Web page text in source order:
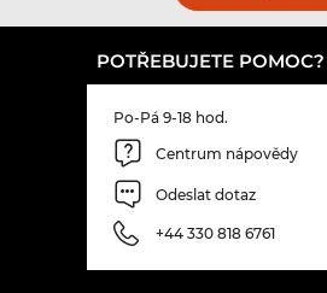
POTŘEBUJETE POMOC?
Po-Pá 9-18 hod.
Centrum nápovědy
Odeslat dotaz
+44 330 818 6761